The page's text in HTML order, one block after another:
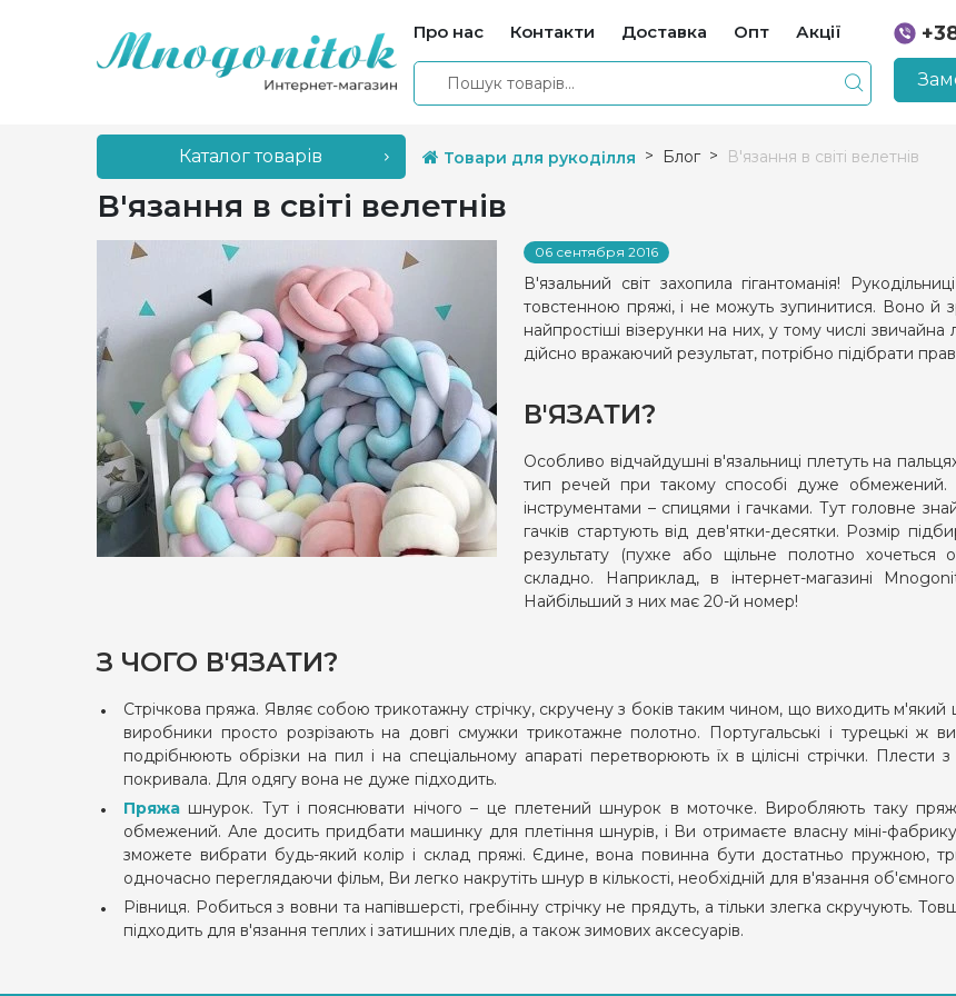
Про нас Контакти Доставка Опт Акції
Каталог товарів Товари для рукоділля Блог В'язання в світі велетнів
В'язання в світі велетнів
06 сентября 2016
В'язальний світ захопила гігантоманія!
товстенною пряжі, і не можуть зупинитися. Воно й
найпростіші візерунки на них, у тому числі
дійсно вражаючий результат, потрібно підібрати
В'ЯЗАТИ?
Особливо відчайдушні в'язальниці плетуть на
тип речей при такому способі дуже обмежений.
інструментами – спицями і гачками. Тут головне
гачків стартують від дев'ятки-десятки. Розмір
результату (пухке або щільне полотно хочеться
складно. Наприклад, в інтернет-магазині
Найбільший з них має 20-й номер!
З ЧОГО В'ЯЗАТИ?
Стрічкова пряжа. Являє собою трикотажну стрічку, скручену з боків таким чином, що виходить м'який
виробники просто розрізають на довгі смужки трикотажне полотно. Португальські і турецькі ж
подрібнюють обрізки на пил і на спеціальному апараті перетворюють їх в цілісні стрічки.
покривала. Для одягу вона не дуже підходить.
Пряжа шнурок. Тут і пояснювати нічого – це плетений шнурок в моточке. Виробляють таку
обмежений. Але досить придбати машинку для плетіння шнурів, і Ви отримаєте власну міні-
зможете вибрати будь-який колір і склад пряжі. Єдине, вона повинна бути достатньо пружною,
одночасно переглядаючи фільм, Ви легко накрутіть шнур в кількості, необхідній для в'язання
Рівниця. Робиться з вовни та напівшерсті, гребінну стрічку не прядуть, а тільки злегка скручують.
підходить для в'язання теплих і затишних пледів, а також зимових аксесуарів.